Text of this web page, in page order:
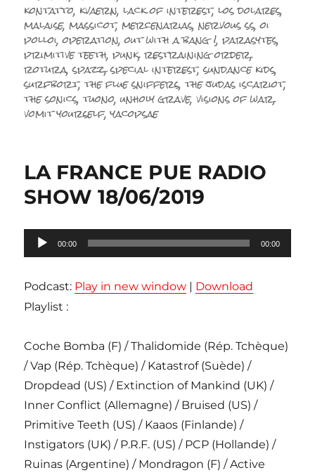
kontatto, kvaern,lack of interest,los dolares,
malaise,massicot,mercenarias,nervous ss,oi
polloi,operation,out with a bang !,parasytes,
primitive teeth,punk,restraining order,
rotura,spazz,special interest,sundance kids,
surfbort,the flue sniffers,the judas iscariot,
the sonics,tuono,unholy grave,visions of war,
vomit yourself,yacopsae
LA FRANCE PUE RADIO
SHOW 18/06/2019
Lecteur
audio
00:00 00:00
Podcast: Play in new window | Download
Playlist :
Coche Bomba (F) / Thalidomide (Rép. Tchèque)
/ Vap (Rép. Tchèque) / Katastrof (Suède) /
Dropdead (US) / Extinction of Mankind (UK) /
Inner Conflict (Allemagne) / Bruised (US) /
Primitive Teeth (US) / Kaaos (Finlande) /
Instigators (UK) / P.R.F. (US) / PCP (Hollande) /
Ruinas (Argentine) / Mondragon (F) / Active